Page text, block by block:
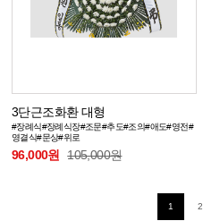
3단근조화환 대형
#장례식#장례식장#조문#추도#조의#애도#영전#
영결식#문상#위로
96,000원 105,000원
1 2